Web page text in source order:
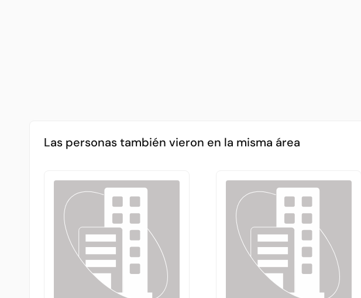
Las personas también vieron en la misma área